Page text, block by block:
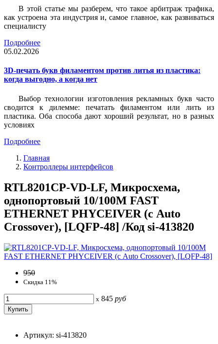
В этой статье мы разберем, что такое арбитраж трафика,
как устроена эта индустрия и, самое главное, как развиваться
специалисту
Подробнее
05.02.2026
3D-печать букв филаментом против литья из пластика:
когда выгодно, а когда нет
Выбор технологии изготовления рекламных букв часто
сводится к дилемме: печатать филаментом или лить из
пластика. Оба способа дают хороший результат, но в разных
условиях
Подробнее
Главная
Контроллеры интерфейсов
RTL8201CP-VD-LF, Микросхема,
однопортовый 10/100M FAST
ETHERNET PHYCEIVER (с Auto
Crossover), [LQFP-48] /Код si-413820
950
Скидка 11%
x 845 руб
Артикул: si-413820